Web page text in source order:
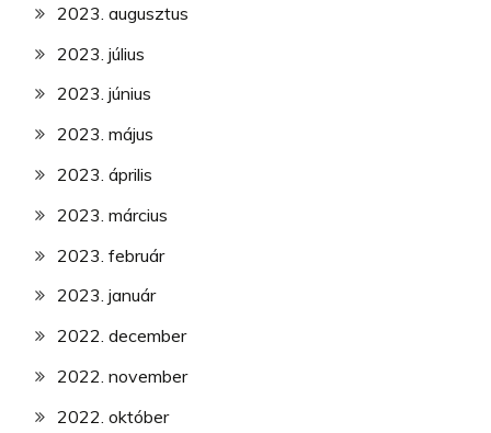
2023. augusztus
2023. július
2023. június
2023. május
2023. április
2023. március
2023. február
2023. január
2022. december
2022. november
2022. október